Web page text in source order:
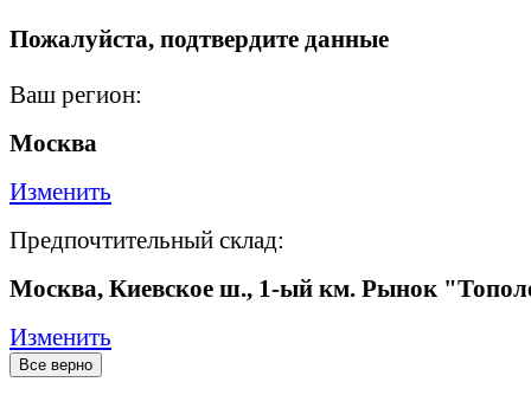
Пожалуйста, подтвердите данные
Ваш регион:
Москва
Изменить
Предпочтительный склад:
Москва, Киевское ш., 1-ый км. Рынок
Изменить
Все верно